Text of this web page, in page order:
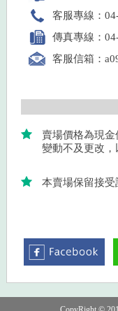
客服專線：
傳真專線：
客服信箱：
賣場價格為現
變動不及更改，
本賣場保留接受